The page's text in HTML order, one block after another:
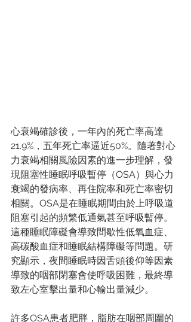
心衰竭確診後，一年內的死亡率高達
21.9%，五年死亡率逼近50%。隨著對心
力衰竭相關風險因素的進一步理解，發
現阻塞性睡眠呼吸暫停（OSA）與心力
衰竭的發病率、再住院率和死亡率密切
相關。OSA是在睡眠期間由於上呼吸道
阻塞引起的頻繁低通氣甚至呼吸暫停。
這種睡眠障礙會導致間歇性低氧血症、
高碳酸血症和睡眠結構障礙等問題。研
究顯示，夜間睡眠時因舌頭後仰等因素
導致的咽部閉塞會使呼吸困難，最終導
致左心室擊出量和心輸出量減少。
許多OSA患者肥胖，脂肪在咽部周圍的